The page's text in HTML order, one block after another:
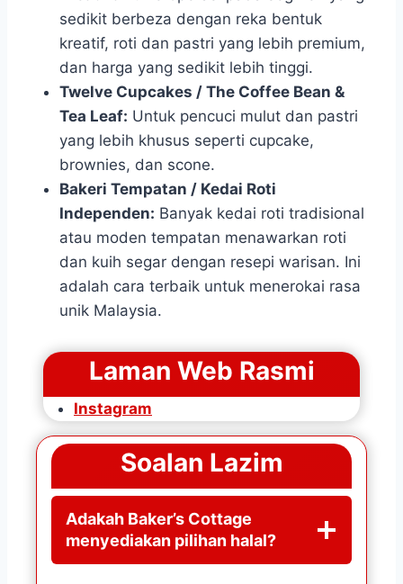
sedikit berbeza dengan reka bentuk
kreatif, roti dan pastri yang lebih premium,
dan harga yang sedikit lebih tinggi.
Twelve Cupcakes / The Coffee Bean &
Tea Leaf: Untuk pencuci mulut dan pastri
yang lebih khusus seperti cupcake,
brownies, dan scone.
Bakeri Tempatan / Kedai Roti
Independen: Banyak kedai roti tradisional
atau moden tempatan menawarkan roti
dan kuih segar dengan resepi warisan. Ini
adalah cara terbaik untuk menerokai rasa
unik Malaysia.
Laman Web Rasmi
Instagram
Soalan Lazim
Adakah Baker’s Cottage
menyediakan pilihan halal?